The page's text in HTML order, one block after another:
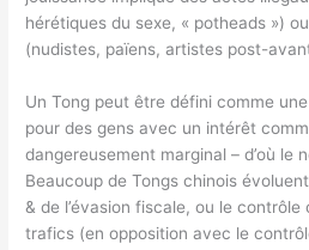
hérétiques du sexe, « potheads »)
(nudistes, païens, artistes post-
Un Tong peut être défini comme
pour des gens avec un intérêt
dangereusement marginal – d’où le
Beaucoup de Tongs chinois
& de l’évasion fiscale, ou le
trafics (en opposition avec le